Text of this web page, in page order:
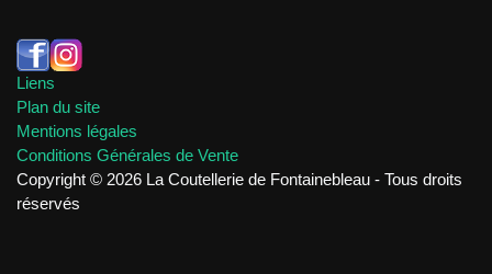
Liens
Plan du site
Mentions légales
Conditions Générales de Vente
Copyright © 2026 La Coutellerie de Fontainebleau - Tous droits
réservés